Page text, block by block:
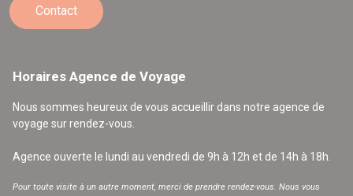
Contact
Horaires Agence de Voyage
Nous sommes heureux de vous accueillir dans notre agence de
voyage sur rendez-vous.
Agence ouverte le lundi au vendredi de 9h à 12h et de 14h à 18h.
Pour toute visite à un autre moment, merci de prendre rendez-vous. Nous vous